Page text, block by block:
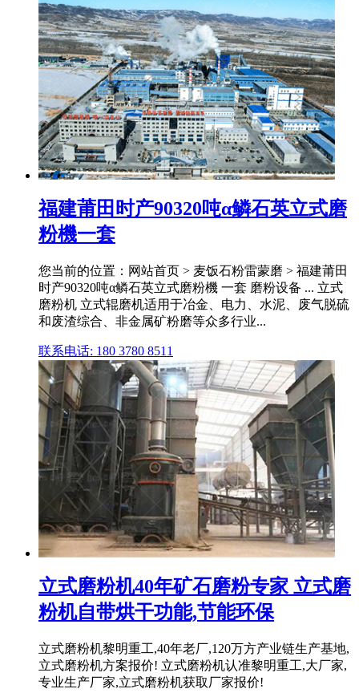
福建莆田时产90320吨α鳞石英立式磨
粉機一套
您当前的位置：网站首页 > 麦饭石粉雷蒙磨 > 福建莆田
时产90320吨α鳞石英立式磨粉機 一套 磨粉设备 ... 立式
磨粉机 立式辊磨机适用于冶金、电力、水泥、废气脱硫
和废渣综合、非金属矿粉磨等众多行业...
联系电话: 180 3780 8511
立式磨粉机40年矿石磨粉专家 立式磨
粉机自带烘干功能,节能环保
立式磨粉机黎明重工,40年老厂,120万方产业链生产基地,
立式磨粉机方案报价! 立式磨粉机认准黎明重工,大厂家,
专业生产厂家,立式磨粉机获取厂家报价!